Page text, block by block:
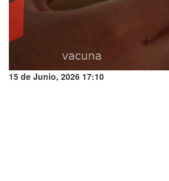
15 de Junio, 2026 17:10